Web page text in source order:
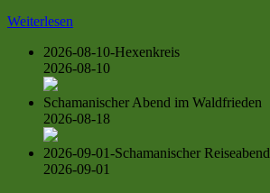
Weiterlesen
2026-08-10-Hexenkreis
2026-08-10
Schamanischer Abend im Waldfrieden
2026-08-18
2026-09-01-Schamanischer Reiseabend
2026-09-01